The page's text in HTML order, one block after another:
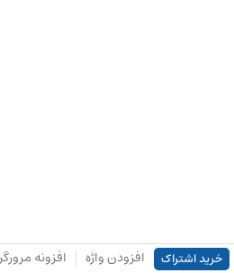
خرید اشتراک افزودن واژه افزونه مرورگر